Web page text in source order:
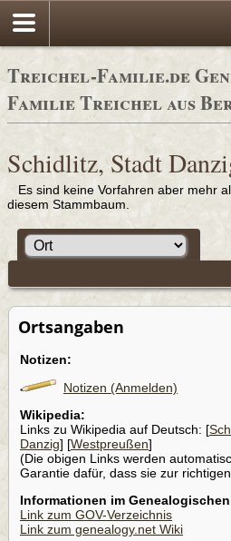
Treichel-Familie.de
Familie Treichel aus
Schidlitz, Stadt
Es sind keine Vorfahren aber mehr
diesem Stammbaum.
Ortsangaben
Notizen:
Notizen (Anmelden)
Wikipedia:
Links zu Wikipedia auf Deutsch: [
Danzig] [Westpreußen]
(Die obigen Links werden
Garantie dafür, dass sie zur
Informationen im
Link zum GOV-Verzeichnis
Link zum genealogy.net Wiki